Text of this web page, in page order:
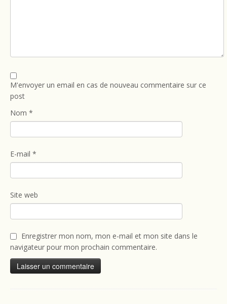
M'envoyer un email en cas de nouveau commentaire sur ce
post
Nom *
E-mail *
Site web
Enregistrer mon nom, mon e-mail et mon site dans le
navigateur pour mon prochain commentaire.